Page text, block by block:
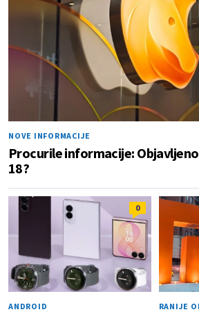
NOVE INFORMACIJE
Procurile informacije:
18?
0
ANDROID RANIJE